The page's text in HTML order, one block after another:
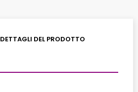
DETTAGLI DEL PRODOTTO